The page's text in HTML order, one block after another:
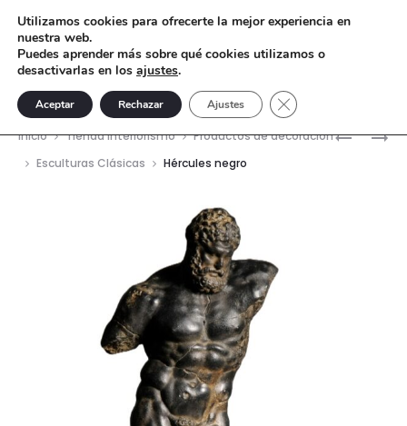
FIGURA
VENUS
Inicio Tienda interiorismo
Productos de decoración
Esculturas Clásicas
Hércules negro
Utilizamos cookies para ofrecerte la mejor experiencia en
nuestra web.
Puedes aprender más sobre qué cookies utilizamos o
desactivarlas en los ajustes.
Aceptar Rechazar Ajustes Cerrar el banner de